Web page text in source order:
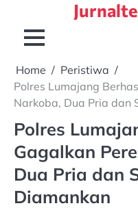
content
Home
Peristiwa
Polres Lumajang
Narkoba, Dua Pria dan
Polres
Gagalkan
Dua Pria dan
Diamankan